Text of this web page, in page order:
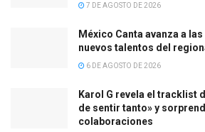
7 DE AGOSTO DE 2026
México Canta avanza a
nuevos talentos del
6 DE AGOSTO DE 2026
Karol G revela el tracklist
de sentir tanto» y
colaboraciones